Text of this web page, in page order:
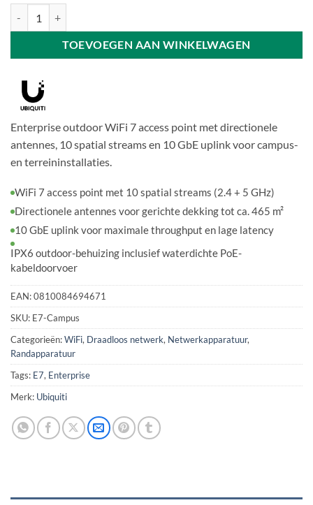
TOEVOEGEN AAN WINKELWAGEN
Enterprise outdoor WiFi 7 access point met directionele
antennes, 10 spatial streams en 10 GbE uplink voor campus-
en terreininstallaties.
WiFi 7 access point met 10 spatial streams (2.4 + 5 GHz)
Directionele antennes voor gerichte dekking tot ca. 465 m²
10 GbE uplink voor maximale throughput en lage latency
IPX6 outdoor-behuizing inclusief waterdichte PoE-
kabeldoorvoer
EAN:0810084694671
SKU: E7-Campus
Categorieën:WiFi, Draadloos netwerk, Netwerkapparatuur,
Randapparatuur
Tags: E7, Enterprise
Merk: Ubiquiti